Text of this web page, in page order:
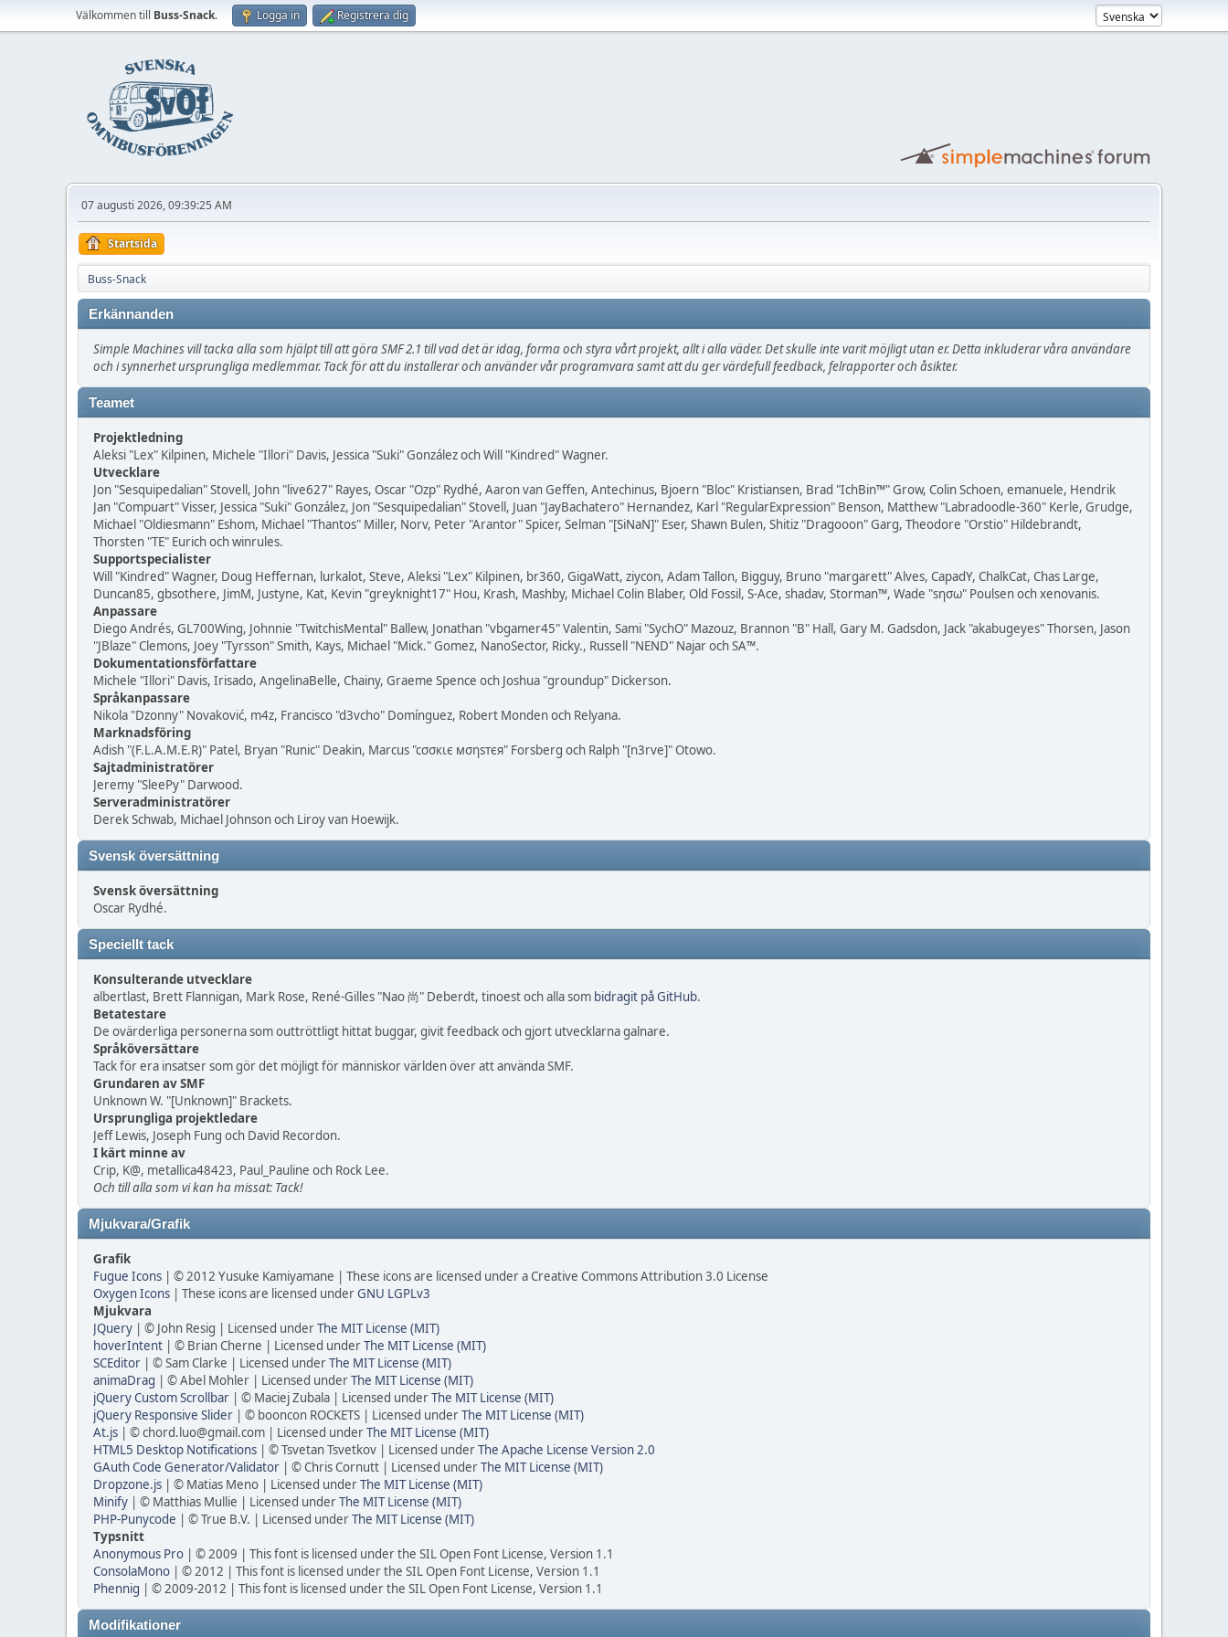
Välkommen till Buss-Snack. Logga in Registrera dig
07 augusti 2026, 09:39:25 AM
Startsida
Buss-Snack
Erkännanden
Simple Machines vill tacka alla som hjälpt till att göra SMF 2.1 till vad det är idag, forma och styra vårt projekt, allt i alla väder. Det skulle inte varit möjligt utan er. Detta inkluderar våra användare
och i synnerhet ursprungliga medlemmar. Tack för att du installerar och använder vår programvara samt att du ger värdefull feedback, felrapporter och åsikter.
Teamet
Projektledning
Aleksi "Lex" Kilpinen, Michele "Illori" Davis, Jessica "Suki" González och Will "Kindred" Wagner.
Utvecklare
Jon "Sesquipedalian" Stovell, John "live627" Rayes, Oscar "Ozp" Rydhé, Aaron van Geffen, Antechinus, Bjoern "Bloc" Kristiansen, Brad "IchBin™" Grow, Colin Schoen, emanuele, Hendrik
Jan "Compuart" Visser, Jessica "Suki" González, Jon "Sesquipedalian" Stovell, Juan "JayBachatero" Hernandez, Karl "RegularExpression" Benson, Matthew "Labradoodle-360" Kerle, Grudge,
Michael "Oldiesmann" Eshom, Michael "Thantos" Miller, Norv, Peter "Arantor" Spicer, Selman "[SiNaN]" Eser, Shawn Bulen, Shitiz "Dragooon" Garg, Theodore "Orstio" Hildebrandt,
Thorsten "TE" Eurich och winrules.
Supportspecialister
Will "Kindred" Wagner, Doug Heffernan, lurkalot, Steve, Aleksi "Lex" Kilpinen, br360, GigaWatt, ziycon, Adam Tallon, Bigguy, Bruno "margarett" Alves, CapadY, ChalkCat, Chas Large,
Duncan85, gbsothere, JimM, Justyne, Kat, Kevin "greyknight17" Hou, Krash, Mashby, Michael Colin Blaber, Old Fossil, S-Ace, shadav, Storman™, Wade "sησω" Poulsen och xenovanis.
Anpassare
Diego Andrés, GL700Wing, Johnnie "TwitchisMental" Ballew, Jonathan "vbgamer45" Valentin, Sami "SychO" Mazouz, Brannon "B" Hall, Gary M. Gadsdon, Jack "akabugeyes" Thorsen, Jason
"JBlaze" Clemons, Joey "Tyrsson" Smith, Kays, Michael "Mick." Gomez, NanoSector, Ricky., Russell "NEND" Najar och SA™.
Dokumentationsförfattare
Michele "Illori" Davis, Irisado, AngelinaBelle, Chainy, Graeme Spence och Joshua "groundup" Dickerson.
Språkanpassare
Nikola "Dzonny" Novaković, m4z, Francisco "d3vcho" Domínguez, Robert Monden och Relyana.
Marknadsföring
Adish "(F.L.A.M.E.R)" Patel, Bryan "Runic" Deakin, Marcus "cσσкιє мσηѕтєя" Forsberg och Ralph "[n3rve]" Otowo.
Sajtadministratörer
Jeremy "SleePy" Darwood.
Serveradministratörer
Derek Schwab, Michael Johnson och Liroy van Hoewijk.
Svensk översättning
Svensk översättning
Oscar Rydhé.
Speciellt tack
Konsulterande utvecklare
albertlast, Brett Flannigan, Mark Rose, René-Gilles "Nao 尚" Deberdt, tinoest och alla som bidragit på GitHub.
Betatestare
De ovärderliga personerna som outtröttligt hittat buggar, givit feedback och gjort utvecklarna galnare.
Språköversättare
Tack för era insatser som gör det möjligt för människor världen över att använda SMF.
Grundaren av SMF
Unknown W. "[Unknown]" Brackets.
Ursprungliga projektledare
Jeff Lewis, Joseph Fung och David Recordon.
I kärt minne av
Crip, K@, metallica48423, Paul_Pauline och Rock Lee.
Och till alla som vi kan ha missat: Tack!
Mjukvara/Grafik
Grafik
Fugue Icons | © 2012 Yusuke Kamiyamane | These icons are licensed under a Creative Commons Attribution 3.0 License
Oxygen Icons | These icons are licensed underGNU LGPLv3
Mjukvara
JQuery | © John Resig | Licensed underThe MIT License (MIT)
hoverIntent | © Brian Cherne | Licensed underThe MIT License (MIT)
SCEditor | © Sam Clarke | Licensed underThe MIT License (MIT)
animaDrag | © Abel Mohler | Licensed underThe MIT License (MIT)
jQuery Custom Scrollbar | © Maciej Zubala | Licensed underThe MIT License (MIT)
jQuery Responsive Slider | © booncon ROCKETS | Licensed underThe MIT License (MIT)
At.js | © chord.luo@gmail.com | Licensed underThe MIT License (MIT)
HTML5 Desktop Notifications | © Tsvetan Tsvetkov | Licensed underThe Apache License Version 2.0
GAuth Code Generator/Validator | © Chris Cornutt | Licensed underThe MIT License (MIT)
Dropzone.js | © Matias Meno | Licensed underThe MIT License (MIT)
Minify | © Matthias Mullie | Licensed underThe MIT License (MIT)
PHP-Punycode | © True B.V. | Licensed underThe MIT License (MIT)
Typsnitt
Anonymous Pro | © 2009 | This font is licensed under the SIL Open Font License, Version 1.1
ConsolaMono | © 2012 | This font is licensed under the SIL Open Font License, Version 1.1
Phennig | © 2009-2012 | This font is licensed under the SIL Open Font License, Version 1.1
Modifikationer